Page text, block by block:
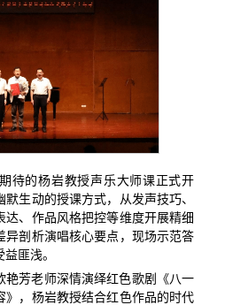
待的杨岩教授声乐大师课正式开
生动的授课方式，从发声技巧、
达、作品风格把控等维度开展精细
异剖析演唱核心要点，现场示范答
匪浅。
艳芳老师深情演绎红色歌剧《八一
》，杨岩教授结合红色作品的时代